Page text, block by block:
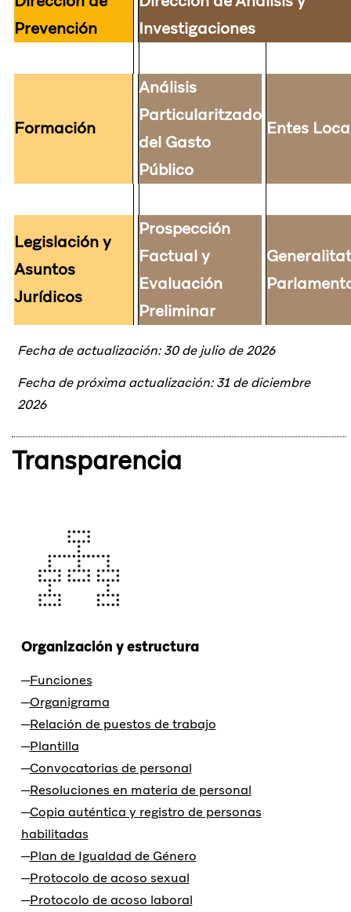
Prevención
Investigaciones
Formación
Análisis
Particularitzado
del Gasto
Público
Entes
Legislación y
Asuntos
Jurídicos
Prospección
Factual y
Evaluación
Preliminar
Fecha de actualización: 30 de julio de 2026
Fecha de próxima actualización: 31 de diciembre
2026
Transparencia
Organización y estructura
Funciones
Organigrama
Relación de puestos de trabajo
Plantilla
Convocatorias de personal
Resoluciones en materia de personal
Copia auténtica y registro de personas
habilitadas
Plan de Igualdad de Género
Protocolo de acoso sexual
Protocolo de acoso laboral